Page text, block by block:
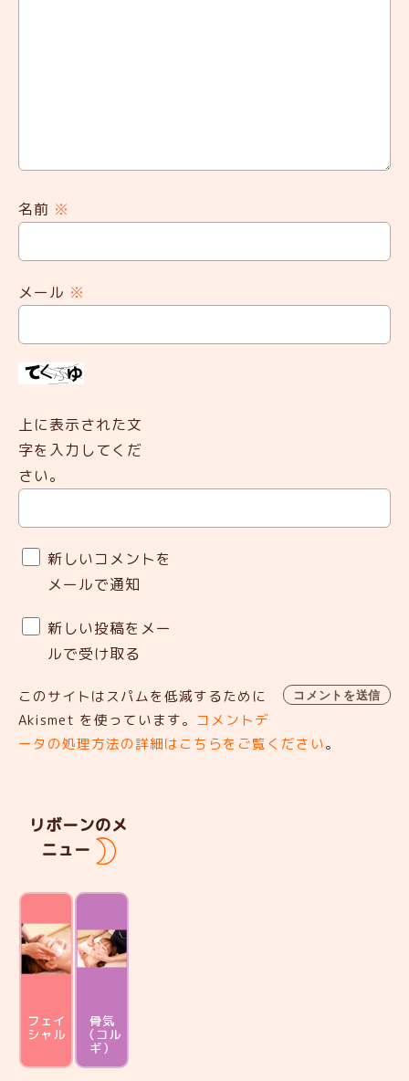
名前 ※
メール ※
上に表示された文
字を入力してくだ
さい。
新しいコメントを
メールで通知
新しい投稿をメー
ルで受け取る
このサイトはスパムを低減するために
Akismet を使っています。 コメントデ
ータの処理方法の詳細はこちらをご覧ください。
リボーンのメ
ニュー
フェイ
シャル
骨気
（コル
ギ）